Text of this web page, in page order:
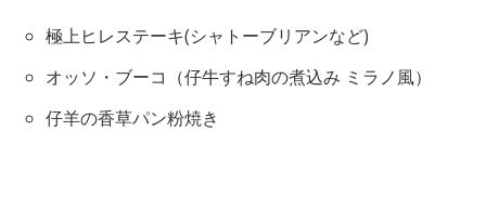
極上ヒレステーキ(シャトーブリアンなど)
オッソ・ブーコ（仔牛すね肉の煮込み ミラノ風）
仔羊の香草パン粉焼き